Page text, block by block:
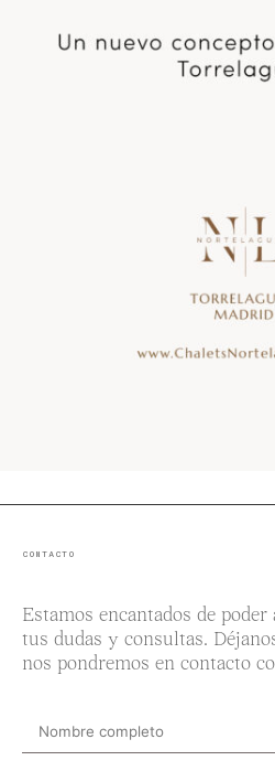
CONTACTO
Estamos encantados de
tus dudas y consultas.
nos pondremos en contacto